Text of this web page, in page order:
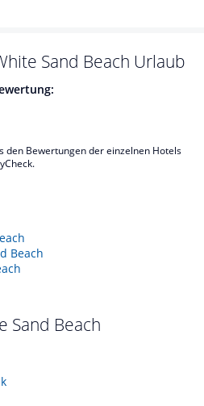
Sand Beach Urlaub
den Bewertungen der einzelnen Hotels
Beach
Sand Beach